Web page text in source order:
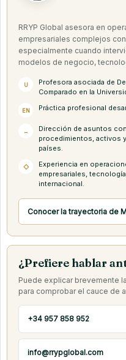
RRYP Global asesora en
empresariales complejos
especialmente cuando
modelos de negocio,
U
Profesora asociada de
Comparado en la
EN Práctica profesional
↔
Dirección de asuntos
procedimientos, activos
países.
◇
Experiencia en
empresariales,
internacional.
Conocer la trayectoria de
¿Prefiere hablar
Puede explicar brevemente
para comprobar el cauce de
+34 957 858 952
info@rrypglobal.com